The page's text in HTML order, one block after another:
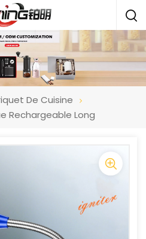
De Cuisine
Rechargeable Long